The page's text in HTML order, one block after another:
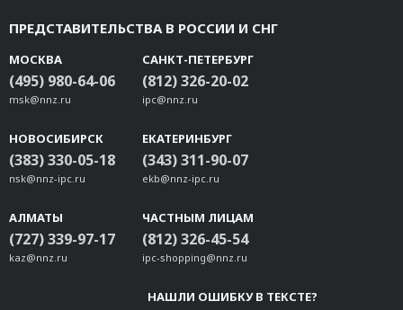
ПРЕДСТАВИТЕЛЬСТВА В РОССИИ И СНГ
МОСКВА
(495) 980-64-06
msk@nnz.ru
САНКТ-ПЕТЕРБУРГ
(812) 326-20-02
ipc@nnz.ru
НОВОСИБИРСК
(383) 330-05-18
nsk@nnz-ipc.ru
ЕКАТЕРИНБУРГ
(343) 311-90-07
ekb@nnz-ipc.ru
АЛМАТЫ
(727) 339-97-17
kaz@nnz.ru
ЧАСТНЫМ ЛИЦАМ
(812) 326-45-54
ipc-shopping@nnz.ru
НАШЛИ ОШИБКУ В ТЕКСТЕ?